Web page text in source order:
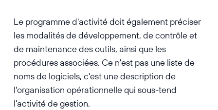
Le programme d'activité doit également préciser
les modalités de développement, de contrôle et
de maintenance des outils, ainsi que les
procédures associées. Ce n'est pas une liste de
noms de logiciels, c'est une description de
l'organisation opérationnelle qui sous-tend
l'activité de gestion.